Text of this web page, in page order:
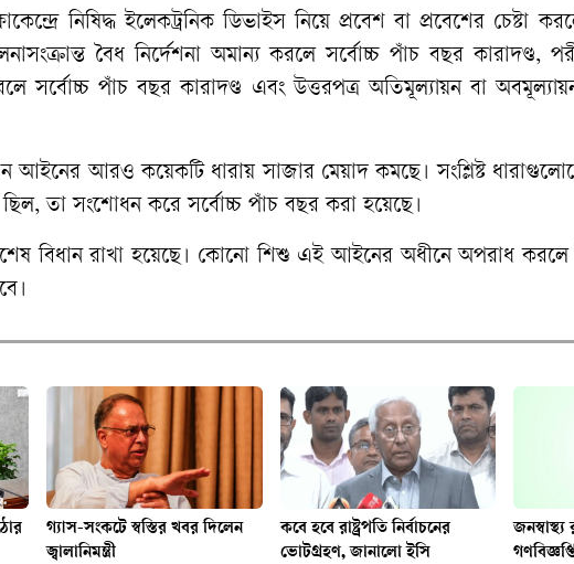
নিষিদ্ধ ইলেকট্রনিক ডিভাইস নিয়ে প্রবেশ বা প্রবেশের চেষ্টা
বৈধ নির্দেশনা অমান্য করলে সর্বোচ্চ পাঁচ বছর কারাদণ্ড,
সর্বোচ্চ পাঁচ বছর কারাদণ্ড এবং উত্তরপত্র অতিমূল্যায়ন বা
আইনের আরও কয়েকটি ধারায় সাজার মেয়াদ কমছে। সংশ্লিষ্ট
তা সংশোধন করে সর্বোচ্চ পাঁচ বছর করা হয়েছে।
বিধান রাখা হয়েছে। কোনো শিশু এই আইনের অধীনে অপরাধ
গ্যাস-সংকটে স্বস্তির খবর দিলেন
জ্বালানিমন্ত্রী
কবে হবে রাষ্ট্রপতি নির্বাচনের
ভোটগ্রহণ, জানালো ইসি